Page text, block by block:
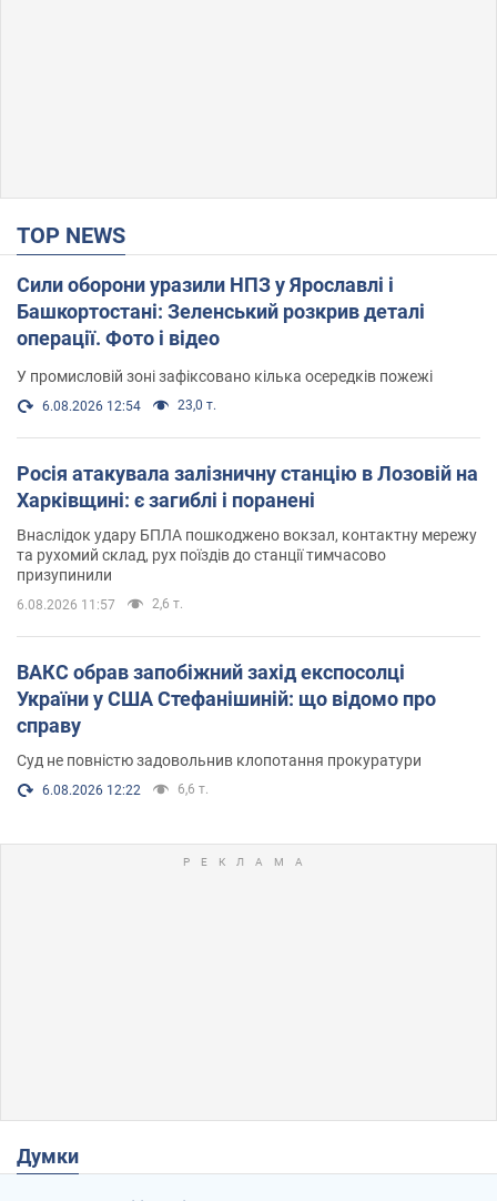
TOP NEWS
Сили оборони уразили НПЗ у Ярославлі і
Башкортостані: Зеленський розкрив деталі
операції. Фото і відео
У промисловій зоні зафіксовано кілька осередків пожежі
6.08.2026 12:54 23,0 т.
Росія атакувала залізничну станцію в Лозовій на
Харківщині: є загиблі і поранені
Внаслідок удару БПЛА пошкоджено вокзал, контактну мережу
та рухомий склад, рух поїздів до станції тимчасово
призупинили
6.08.2026 11:57 2,6 т.
ВАКС обрав запобіжний захід експосолці
України у США Стефанішиній: що відомо про
справу
Суд не повністю задовольнив клопотання прокуратури
6.08.2026 12:22 6,6 т.
Думки